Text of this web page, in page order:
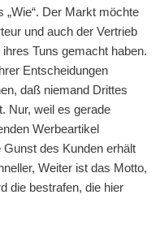
„Wie“. Der Markt möchte
und auch der Vertrieb
Tuns gemacht haben.
Entscheidungen
daß niemand Drittes
Nur, weil es gerade
Werbeartikel
des Kunden erhält
Weiter ist das Motto,
die bestrafen, die hier